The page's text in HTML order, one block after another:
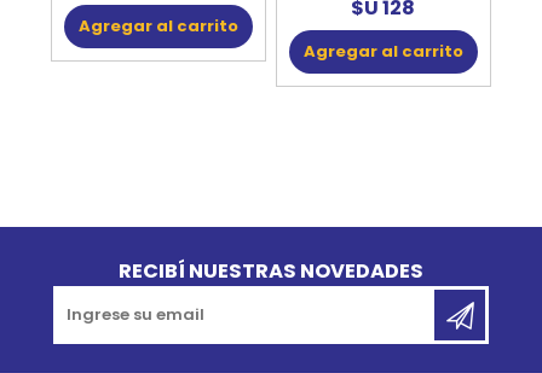
Agregar al carrito
$U 128
Agregar al carrito
RECIBÍ NUESTRAS NOVEDADES